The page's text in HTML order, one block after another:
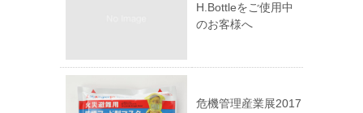
H.Bottleをご使用中
のお客様へ
危機管理産業展2017